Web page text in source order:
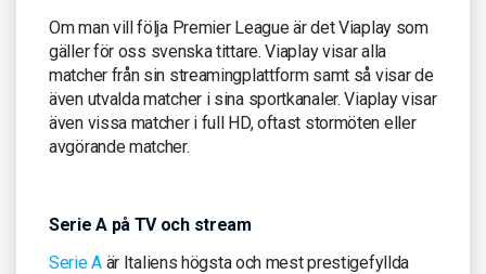
Om man vill följa Premier League är det Viaplay som
gäller för oss svenska tittare. Viaplay visar alla
matcher från sin streamingplattform samt så visar de
även utvalda matcher i sina sportkanaler. Viaplay visar
även vissa matcher i full HD, oftast stormöten eller
avgörande matcher.
Serie A på TV och stream
Serie Aär Italiens högsta och mest prestigefyllda